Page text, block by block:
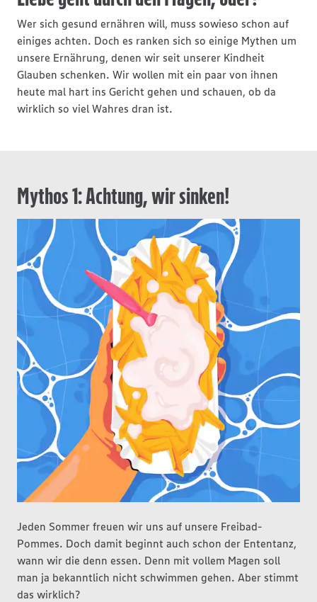
Wer sich gesund ernähren will, muss sowieso schon auf
einiges achten. Doch es ranken sich so einige Mythen um
unsere Ernährung, denen wir seit unserer Kindheit
Glauben schenken. Wir wollen mit ein paar von ihnen
heute mal hart ins Gericht gehen und schauen, ob da
wirklich so viel Wahres dran ist.
Mythos 1: Achtung, wir sinken!
Jeden Sommer freuen wir uns auf unsere Freibad-
Pommes. Doch damit beginnt auch schon der Ententanz,
wann wir die denn essen. Denn mit vollem Magen soll
man ja bekanntlich nicht schwimmen gehen. Aber stimmt
das wirklich?